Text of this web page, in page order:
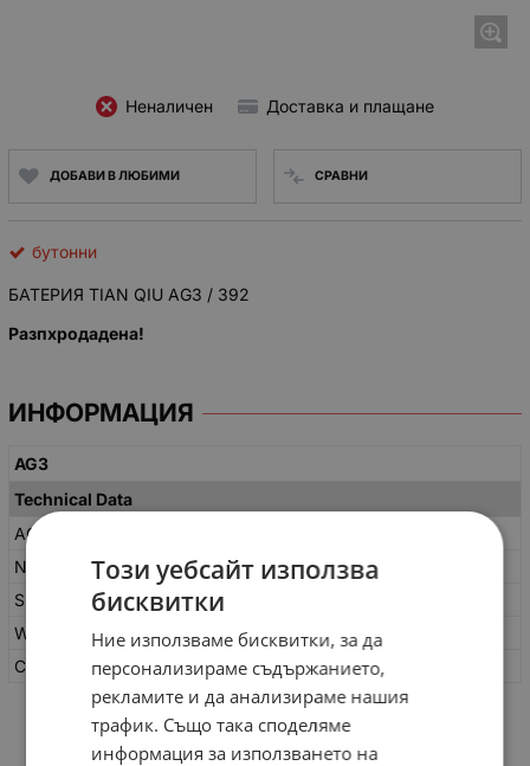
Неналичен Доставка и плащане
ДОБАВИ В ЛЮБИМИ СРАВНИ
бутонни
БАТЕРИЯ TIAN QIU AG3 / 392
Разпхродадена!
ИНФОРМАЦИЯ
AG3
Technical Data
AG3, 392A, LR41
Nominal Voltage: 1.5V
Size: 7.9×3.6(mm)
Weight: 0.70g
Capacity: 35mah (at 22kΩ,24h/d, 0.9v, 20+_2℃)
Този уебсайт използва
бисквитки
Ние използваме бисквитки, за да
персонализираме съдържанието,
рекламите и да анализираме нашия
трафик. Също така споделяме
информация за използването на